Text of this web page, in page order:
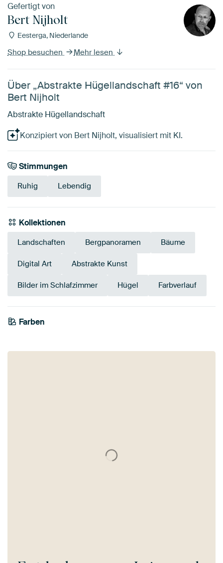
Gefertigt von
Bert Nijholt
Eesterga, Niederlande
Shop besuchen Mehr lesen
Über „Abstrakte Hügellandschaft #16“ von
Bert Nijholt
Abstrakte Hügellandschaft
Konzipiert von Bert Nijholt, visualisiert mit KI.
Stimmungen
Ruhig Lebendig
Kollektionen
Landschaften Bergpanoramen Bäume
Digital Art Abstrakte Kunst
Bilder im Schlafzimmer Hügel Farbverlauf
Farben
Beige
Terrakotta
Bronze